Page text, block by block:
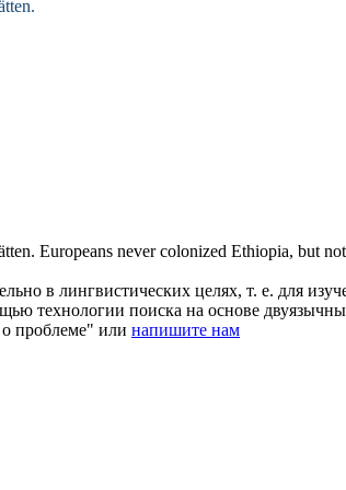
Europeans nevercolonized Ethiopia, but
в лингвистических целях, т. е. для
технологии поиска на основе
проблеме" или напишите нам